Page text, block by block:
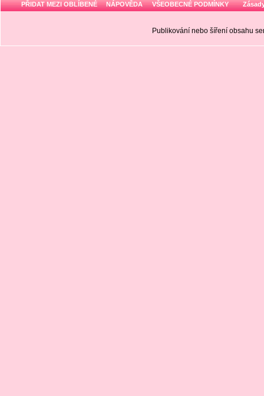
PŘIDAT MEZI OBLÍBENÉ NÁPOVĚDA VŠEOBECNÉ PODMÍNKY
Publikování nebo šíření obsahu